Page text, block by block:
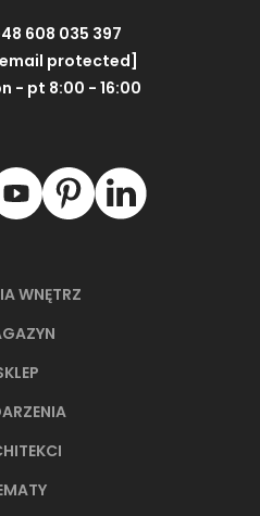
WNĘTRZ
608 035 397
protected]
- pt 8:00 - 16:00